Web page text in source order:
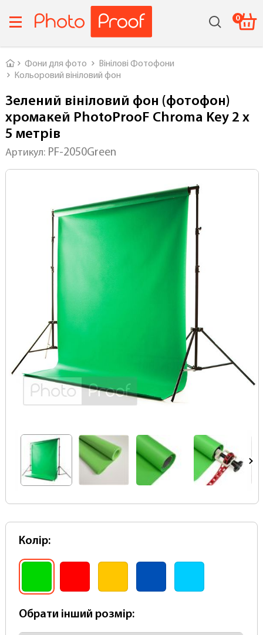
0
Головна
Фони для фото
Вінілові Фотофони
Кольоровий вініловий фон
Зелений вініловий фон (фотофон)
хромакей PhotoProoF Chroma Key 2 x
5 метрів
Артикул: PF-2050Green
Колір:
Обрати інший розмір: